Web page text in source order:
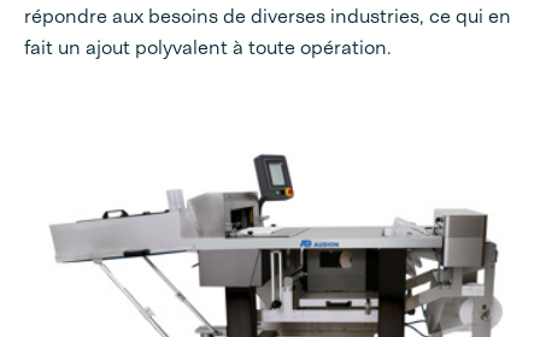
répondre aux besoins de diverses industries, ce qui en
fait un ajout polyvalent à toute opération.